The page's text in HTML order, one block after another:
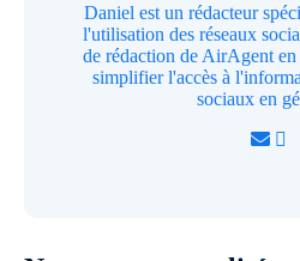
Daniel est un rédacteur
l'utilisation des réseaux
de rédaction de AirAgent
simplifier l'accès à
sociaux en